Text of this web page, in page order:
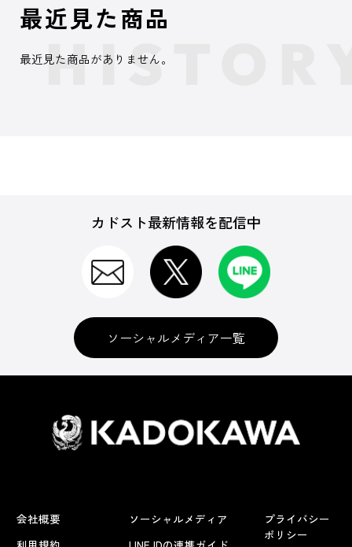
最近見た商品
最近見た商品がありません。
カドスト最新情報を配信中
ソーシャルメディア一覧
会社概要
ソーシャルメディア
プライバシー
ポリシー